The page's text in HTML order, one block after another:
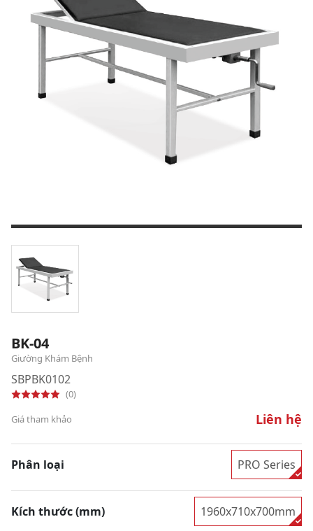
BK-04
Giường Khám Bệnh
SBPBK0102
(0)
Giá tham khảo
Liên hệ
Phân loại PRO Series
Kích thước (mm) 1960x710x700mm